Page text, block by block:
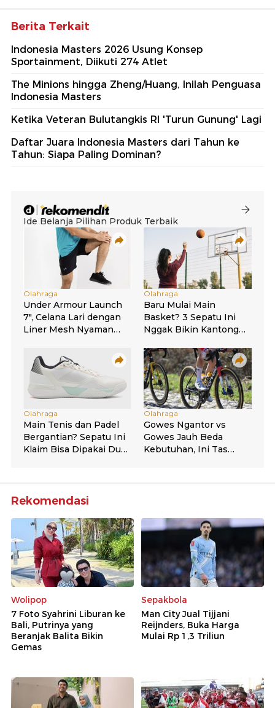
Berita Terkait
Indonesia Masters 2026 Usung Konsep
Sportainment, Diikuti 274 Atlet
The Minions hingga Zheng/Huang, Inilah Penguasa
Indonesia Masters
Ketika Veteran Bulutangkis RI 'Turun Gunung' Lagi
Daftar Juara Indonesia Masters dari Tahun ke
Tahun: Siapa Paling Dominan?
Rekomendasi
Wolipop
7 Foto Syahrini Liburan ke
Bali, Putrinya yang
Beranjak Balita Bikin
Gemas
Sepakbola
Man City Jual Tijjani
Reijnders, Buka Harga
Mulai Rp 1,3 Triliun